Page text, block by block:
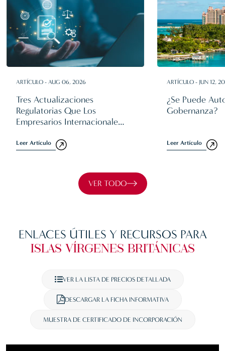
ARTÍCULO - AUG 06, 2026
Tres Actualizaciones
Regulatorias Que Los
Empresarios Internacionales
Leer Artículo
ARTÍCULO - JUN 12,
¿Se Puede
Gobernanza?
Leer Artículo
VER TODO
ENLACES ÚTILES Y RECURSOS PARA
ISLAS VÍRGENES BRITÁNICAS
VER LA LISTA DE PRECIOS DETALLADA
DESCARGAR LA FICHA INFORMATIVA
MUESTRA DE CERTIFICADO DE INCORPORACIÓN